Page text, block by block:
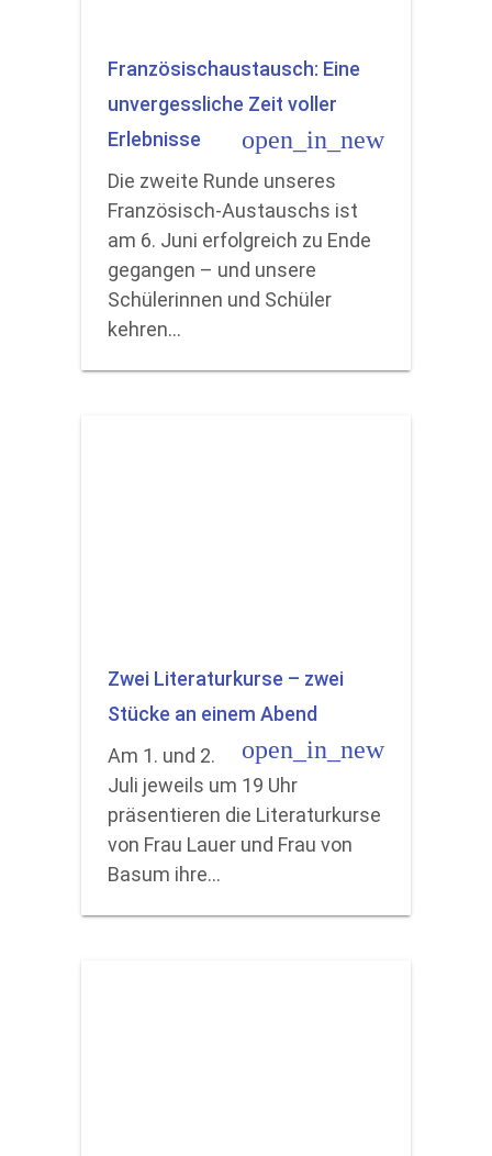
Französischaustausch: Eine
unvergessliche Zeit voller
Erlebnisse
open_in_new
Die zweite Runde unseres
Französisch-Austauschs ist
am 6. Juni erfolgreich zu Ende
gegangen – und unsere
Schülerinnen und Schüler
kehren…
Zwei Literaturkurse – zwei
Stücke an einem Abend
open_in_new
Am 1. und 2.
Juli jeweils um 19 Uhr
präsentieren die Literaturkurse
von Frau Lauer und Frau von
Basum ihre…